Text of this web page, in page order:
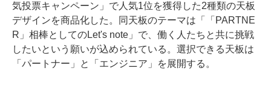
気投票キャンペーン」で人気1位を獲得した2種類の天板
デザインを商品化した。同天板のテーマは「「PARTNE
R」相棒としてのLet's note」で、働く人たちと共に挑戦
したいという願いが込められている。選択できる天板は
「パートナー」と「エンジニア」を展開する。